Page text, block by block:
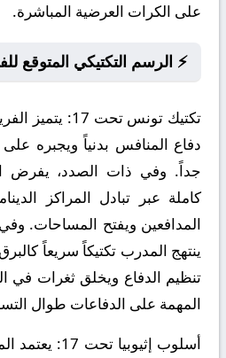
على الكرات العرضية المباشرة.
⚡ الرسم التكتيكي المتوقع
تكتيك تونس تحت 17:
يتميز
دفاع المنافس بدنياً ويجبره
جداً. وفي ذات الصدد، يفرض
كاملة عبر تبادل المراكز
المدافعين ويفتح المساحات.
ينتهج المدرب تكتيكاً سريعاً
تنظيم الدفاع ويخلق ثغرات في
المهمة على الدفاعات طوال
أسلوب إثيوبيا تحت 17:
يعتمد